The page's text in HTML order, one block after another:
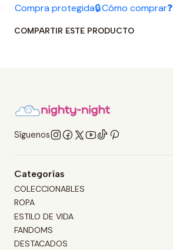
Compra protegida🔒Cómo comprar❓
COMPARTIR ESTE PRODUCTO
Síguenos
Categorías
COLECCIONABLES
ROPA
ESTILO DE VIDA
FANDOMS
DESTACADOS